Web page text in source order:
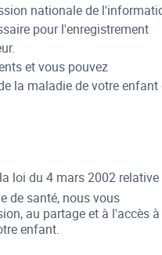
nationale de
pour l'enregistrement
et vous pouvez
la maladie de votre enfant
loi du 4 mars 2002 relative
de santé, nous vous
au partage et à l'accès à
enfant.